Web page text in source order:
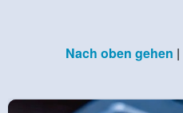
Nach oben gehen |